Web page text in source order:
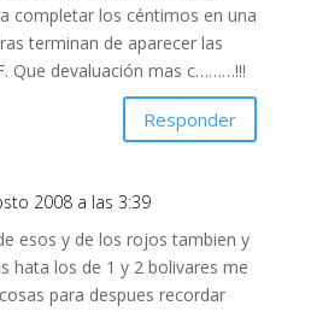
completar los céntimos en una
terminan de aparecer las
Que devaluación mas c………!!!
Responder
2008 a las 3:39
esos y de los rojos tambien y
hata los de 1 y 2 bolivares me
para despues recordar